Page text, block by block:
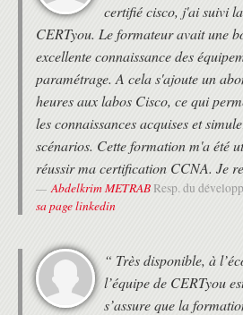
certifié cisco, j'ai suivi
CERTyou. Le formateur avait une
excellente connaissance des
paramétrage. A cela s'ajoute un
heures aux labos Cisco, ce qui
les connaissances acquises et
scénarios. Cette formation m'a été
réussir ma certification CCNA. Je
Abdelkrim METRABResp. du
sa page linkedin
“ Très disponible, à
l’équipe de CERTyou
s’assure que la